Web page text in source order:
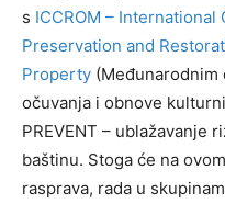
s ICCROM –
Preservation and
Property (Međunarodnim
očuvanja i obnove
PREVENT – ublažavanje
baštinu. Stoga će na
rasprava, rada u